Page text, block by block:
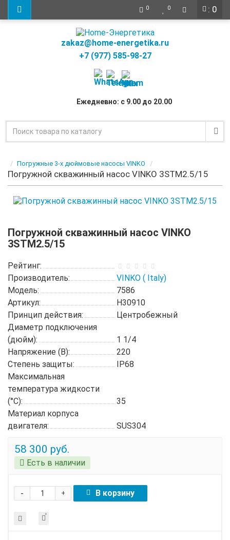
: 0
0 0
zakaz@home-energetika.ru
+7 (977) 585-98-27
Ежедневно: с 9.00 до 20.00
Погружные 3-х дюймовые насосы VINKO
Погружной скважинный насос VINKO 3STM2.5/15
Погружной скважинный насос VINKO
3STM2.5/15
Рейтинг:
Производитель:
VINKO ( Italy)
Модель:
7586
Артикул:
H30910
Принцип действия:
Центробежный
Диаметр подключения
(дюйм):
1 1/4
Напряжение (В):
220
Степень защиты:
IP68
Максимальная
температура жидкости
(°C):
35
Материал корпуса
двигателя:
SUS304
58 300 руб.
Есть в наличии
+
- В корзину